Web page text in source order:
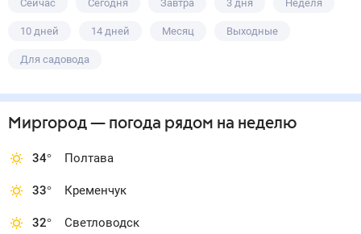
Сейчас Сегодня Завтра 3 дня Неделя
10 дней 14 дней Месяц Выходные
Для садовода
Миргород— погода рядом на неделю
34° Полтава
33° Кременчук
32° Светловодск